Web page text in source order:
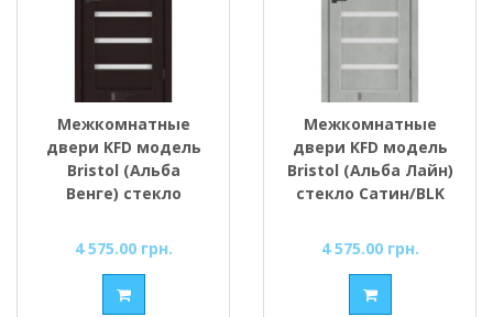
Межкомнатные
двери KFD модель
Bristol (Альба
Венге) стекло
4 575.00 грн.
Межкомнатные
двери KFD модель
Bristol (Альба Лайн)
стекло Сатин/BLK
4 575.00 грн.